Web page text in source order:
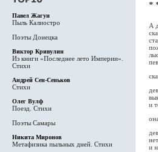
Павел Жагун
Пыль Калиостро
Поэты Донецка
Виктор Кривулин
Из книги «Последнее лето Империи».
Стихи
Андрей Сен-Сеньков
Стихи
Олег Вулф
Поезд. Стихи
Поэты Самары
Никита Миронов
Метафизика пыльных дней. Стихи
*
А
и
и